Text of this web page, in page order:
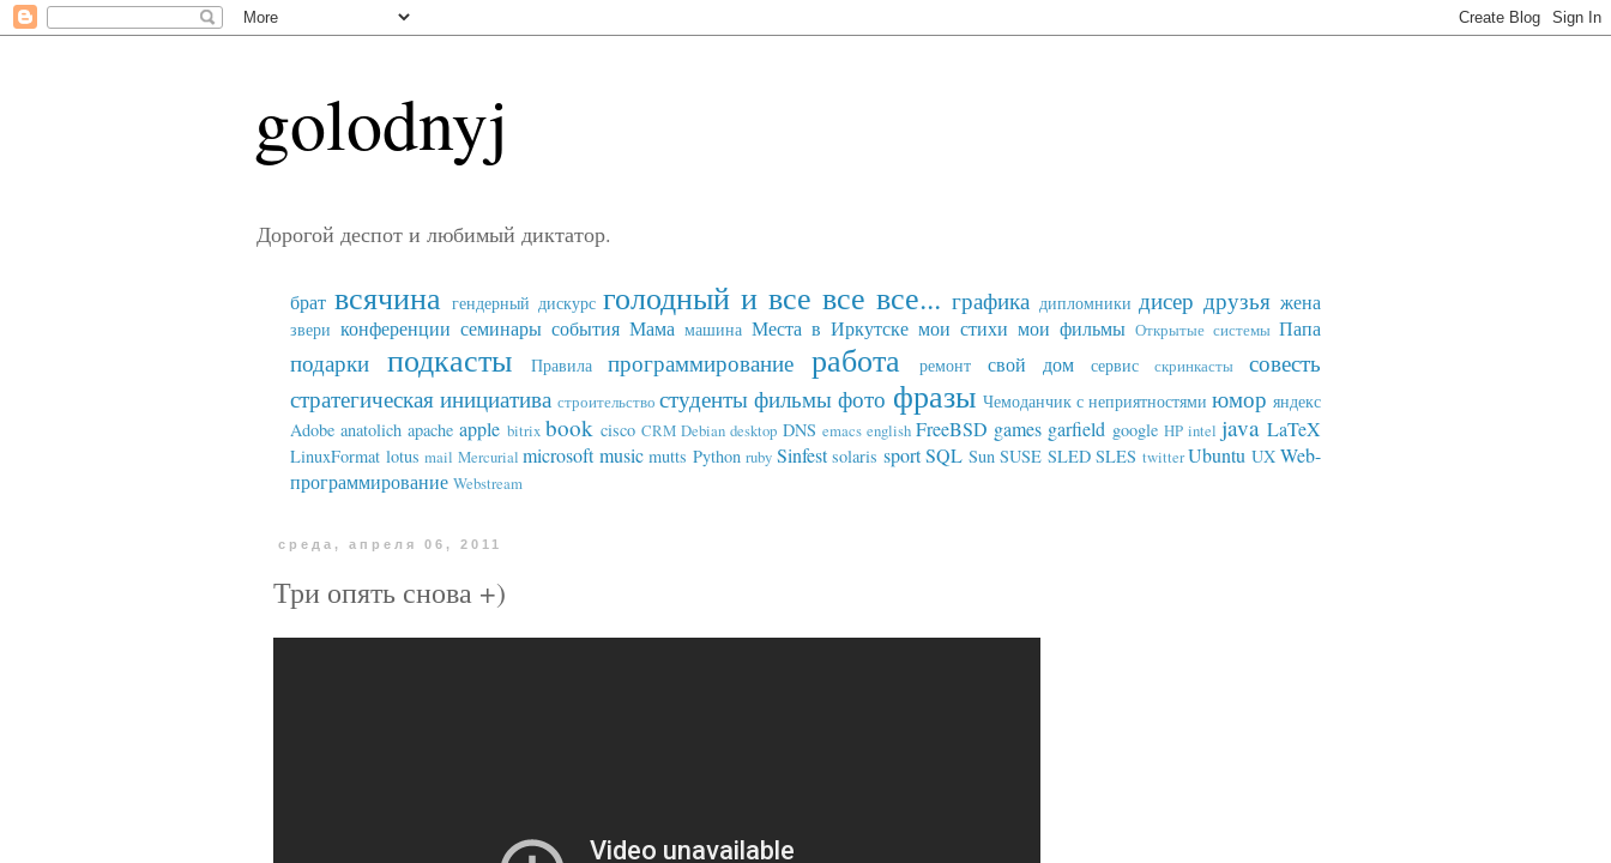
golodnyj
Дорогой деспот и любимый диктатор.
брат всячина гендерный дискурс голодный и все все все... графика дипломники дисер друзья жена
звери конференции семинары события Мама машина Места в Иркутске мои стихи мои фильмы Открытые системы Папа
подарки подкасты Правила программирование работа ремонт свой дом сервис скринкасты
совесть
стратегическая инициатива строительство студенты фильмы фото фразы Чемоданчик с неприятностями юмор яндекс
Adobe anatolich apache apple bitrix book cisco CRM Debian desktop DNS emacs english FreeBSD games garfield google HP intel java LaTeX
LinuxFormat lotus mail Mercurial microsoft music mutts Python ruby Sinfest solaris sport SQL Sun SUSE SLED SLES twitterUbuntu UX Web-
программирование Webstream
среда, апреля 06, 2011
Три опять снова +)